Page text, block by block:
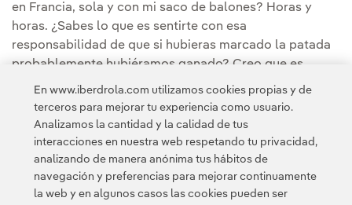
en Francia, sola y con mi saco de balones? Horas y
horas. ¿Sabes lo que es sentirte con esa
responsabilidad de que si hubieras marcado la patada
probablemente hubiéramos ganado? Creo que es
fundamental saber que no todo es bonito, que hay
momentos duros y que lo importante es la actitud con
la que te levantas y afrontas el siguiente reto".
En www.iberdrola.com utilizamos cookies propias y de
terceros para mejorar tu experiencia como usuario.
Analizamos la cantidad y la calidad de tus
interacciones en nuestra web respetando tu privacidad,
analizando de manera anónima tus hábitos de
navegación y preferencias para mejorar continuamente
la web y en algunos casos las cookies pueden ser